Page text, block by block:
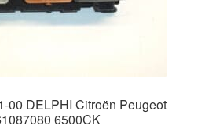
00 DELPHI Citroën Peugeot
6500CK